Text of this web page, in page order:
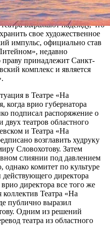
театра повлияли на
губернатору Санкт-
выражают надежду, что
свое художественное
импульс, официально став
недавно
принадлежит Санкт-
комплекс и является
в Театре «На
когда врио губернатора
подписал распоряжение о
театров областного
и Театра «На
возглавить худруку
Словохотову. Затем
слиянии под давлением
комитет по культуре
директора
директора все того же
Театра «На
публично выразил
Одним из решений
театра из областного